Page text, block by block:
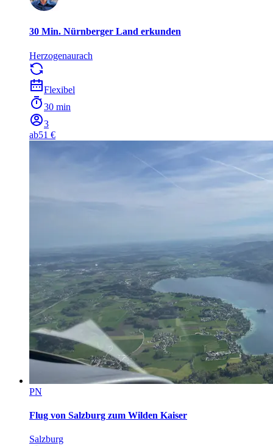
30 Min. Nürnberger Land erkunden
Herzogenaurach
Flexibel
30 min
3
ab51 €
PN
Flug von Salzburg zum Wilden Kaiser
Salzburg